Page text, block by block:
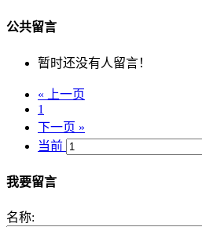
公共留言
暂时还没有人留言！
« 上一页
1
下一页 »
当前
我要留言
名称: